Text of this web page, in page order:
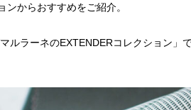
ンからおすすめをご紹介。
ルラーネのEXTENDERコレクション」で